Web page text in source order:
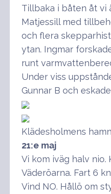
Tillbaka i båten åt vi
Matjessill med
och flera
ytan. Ingmar
runt
Under viss
Gunnar B och
Klädesholmens
21:e maj
Vi kom iväg halv nio.
Väderöarna. Fart 6
Vind NO. Hållö om